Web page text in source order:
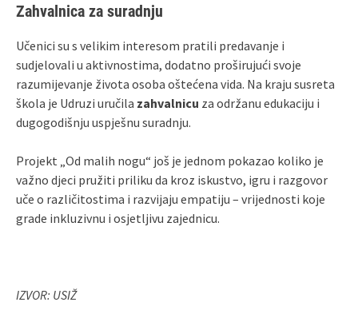
Zahvalnica za suradnju
Učenici su s velikim interesom pratili predavanje i
sudjelovali u aktivnostima, dodatno proširujući svoje
razumijevanje života osoba oštećena vida. Na kraju susreta
škola je Udruzi uručila zahvalnicu za održanu edukaciju i
dugogodišnju uspješnu suradnju.
Projekt „Od malih nogu“ još je jednom pokazao koliko je
važno djeci pružiti priliku da kroz iskustvo, igru i razgovor
uče o različitostima i razvijaju empatiju – vrijednosti koje
grade inkluzivnu i osjetljivu zajednicu.
IZVOR: USIŽ